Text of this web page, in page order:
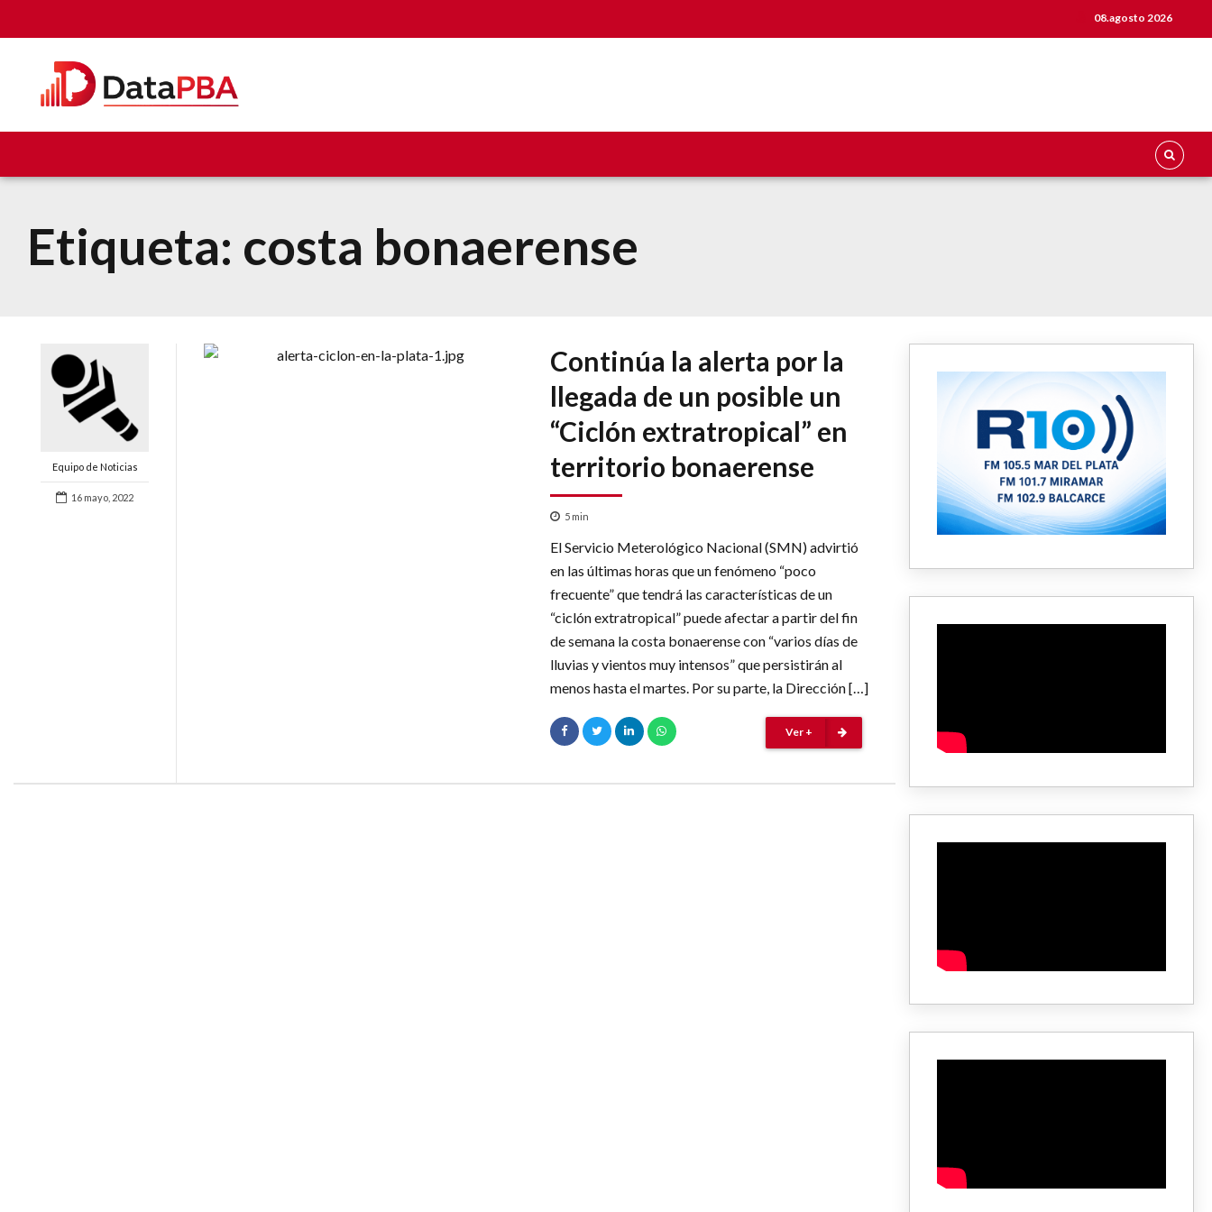
08.agosto 2026
Etiqueta: costa bonaerense
Equipo de Noticias
16 mayo, 2022
Continúa la alerta por la
llegada de un posible un
“Ciclón extratropical” en
territorio bonaerense
5 min
El Servicio Meterológico Nacional (SMN) advirtió
en las últimas horas que un fenómeno “poco
frecuente” que tendrá las características de un
“ciclón extratropical” puede afectar a partir del fin
de semana la costa bonaerense con “varios días de
lluvias y vientos muy intensos” que persistirán al
menos hasta el martes. Por su parte, la Dirección […]
Ver +